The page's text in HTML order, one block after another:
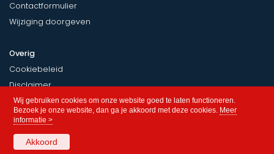
Wij gebruiken cookies om onze website goed te laten functioneren.
Bezoek je onze website, dan ga je akkoord met deze cookies. Meer
informatie >
Akkoord
Contactformulier
Wijziging doorgeven
Overig
Cookiebeleid
Disclaimer
Privacy